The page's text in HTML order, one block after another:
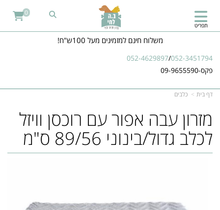
משלוח חינם למזמינים מעל 100ש"ח!
052-4629897/052-3451794
פקס-09-9655590
תפריט
0
דף בית כלבים
מזרון עבה אפור עם רוכסן וויזל
לכלב גדול/בינוני 89/56 ס"מ